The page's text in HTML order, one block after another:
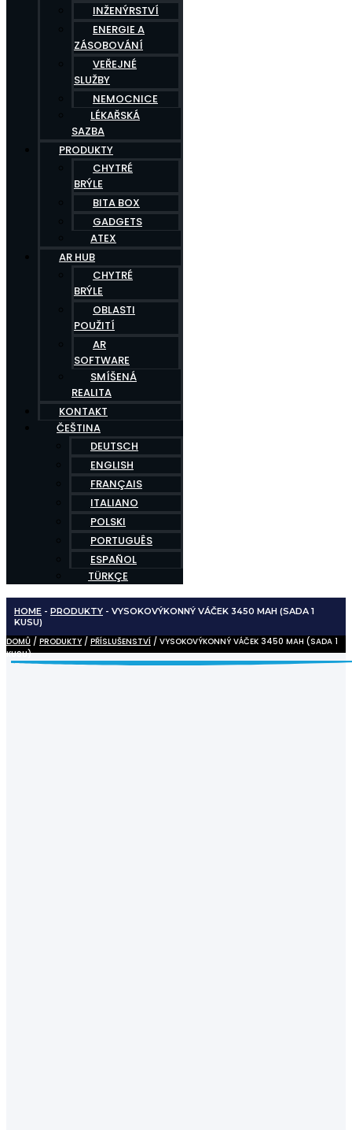
INŽENÝRSTVÍ
ENERGIE A
ZÁSOBOVÁNÍ
VEŘEJNÉ
SLUŽBY
NEMOCNICE
LÉKAŘSKÁ
SAZBA
PRODUKTY
CHYTRÉ
BRÝLE
BITA BOX
GADGETS
ATEX
AR HUB
CHYTRÉ
BRÝLE
OBLASTI
POUŽITÍ
AR
SOFTWARE
SMÍŠENÁ
REALITA
KONTAKT
ČEŠTINA
DEUTSCH
ENGLISH
FRANÇAIS
ITALIANO
POLSKI
PORTUGUÊS
ESPAÑOL
TÜRKÇE
HOME - PRODUKTY - VYSOKOVÝKONNÝ VÁČEK 3450 MAH (SADA 1
KUSU)
DOMŮ / PRODUKTY / PŘÍSLUŠENSTVÍ / VYSOKOVÝKONNÝ VÁČEK 3450 MAH (SADA 1
KUSU)